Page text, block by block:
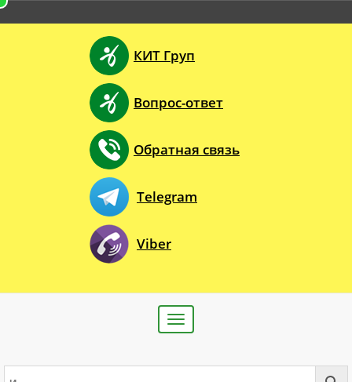
КИТ Груп
Вопрос-ответ
Обратная связь
Telegram
Viber
Toggle
navigation